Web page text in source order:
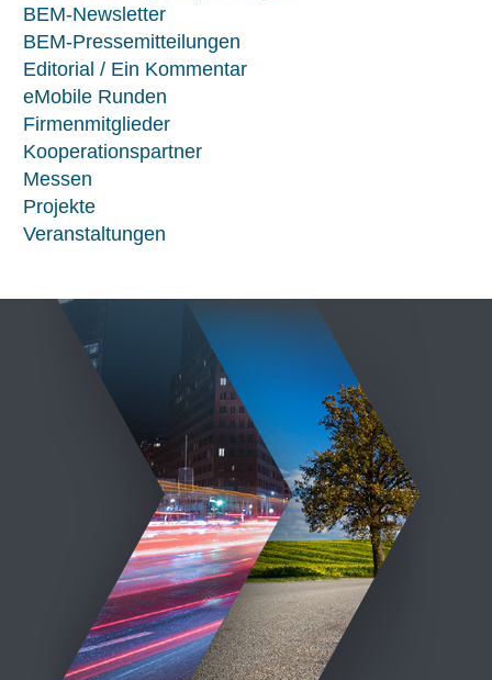
BEM-Newsletter
BEM-Pressemitteilungen
Editorial / Ein Kommentar
eMobile Runden
Firmenmitglieder
Kooperationspartner
Messen
Projekte
Veranstaltungen